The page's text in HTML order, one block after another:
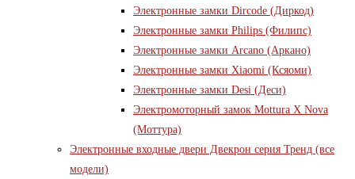
Электронные замки Dircode (Диркод)
Электронные замки Philips (Филипс)
Электронные замки Arcano (Аркано)
Электронные замки Xiaomi (Ксяоми)
Электронные замки Desi (Деси)
Электромоторный замок Mottura X Nova
(Моттура)
Электронные входные двери Двекрон серия Тренд (все
модели)